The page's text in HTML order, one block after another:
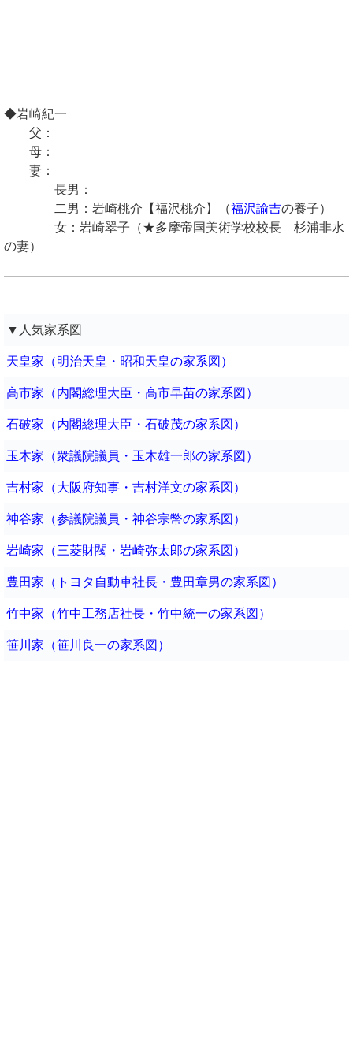
◆岩崎紀一
父：
母：
妻：
長男：
二男：岩崎桃介【福沢桃介】（福沢諭吉の養子）
女：岩崎翠子（★多摩帝国美術学校校長 杉浦非水
の妻）
▼人気家系図
天皇家（明治天皇・昭和天皇の家系図）
高市家（内閣総理大臣・高市早苗の家系図）
石破家（内閣総理大臣・石破茂の家系図）
玉木家（衆議院議員・玉木雄一郎の家系図）
吉村家（大阪府知事・吉村洋文の家系図）
神谷家（参議院議員・神谷宗幣の家系図）
岩崎家（三菱財閥・岩崎弥太郎の家系図）
豊田家（トヨタ自動車社長・豊田章男の家系図）
竹中家（竹中工務店社長・竹中統一の家系図）
笹川家（笹川良一の家系図）